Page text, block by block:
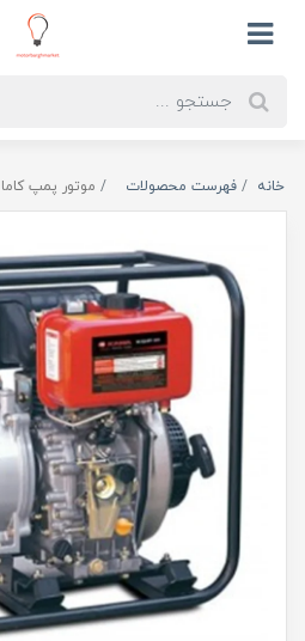
خانه فهرست محصولات موتور پمپ کاما 4 اینچ